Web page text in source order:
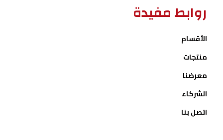
روابط مفيدة
الأقسام
منتجات
معرضنا
الشركاء
اتصل بنا